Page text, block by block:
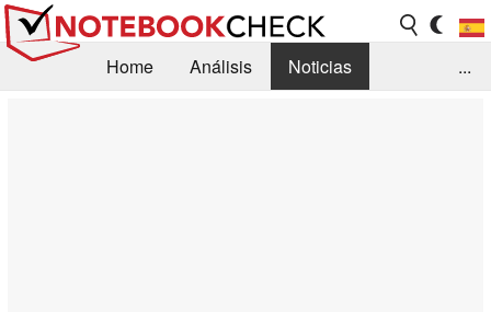
Home Análisis
Noticias
...